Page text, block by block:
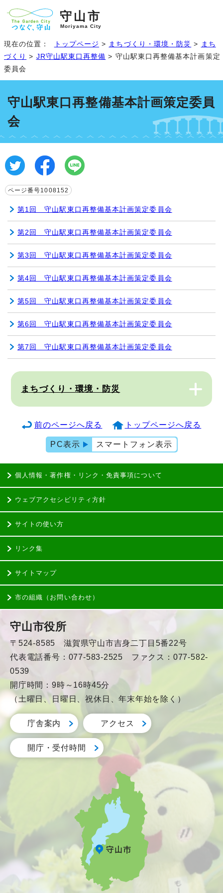
守山市
Moriyama City
現在の位置： トップページ > まちづくり・環境・防災 > まち
づくり > JR守山駅東口再整備 > 守山駅東口再整備基本計画策定
委員会
守山駅東口再整備基本計画策定委員
会
ページ番号1008152
第1回 守山駅東口再整備基本計画策定委員会
第2回 守山駅東口再整備基本計画策定委員会
第3回 守山駅東口再整備基本計画策定委員会
第4回 守山駅東口再整備基本計画策定委員会
第5回 守山駅東口再整備基本計画策定委員会
第6回 守山駅東口再整備基本計画策定委員会
第7回 守山駅東口再整備基本計画策定委員会
まちづくり・環境・防災
前のページへ戻る トップページへ戻る
PC表示 スマートフォン表示
個人情報・著作権・リンク・免責事項について
ウェブアクセシビリティ方針
サイトの使い方
リンク集
サイトマップ
市の組織（お問い合わせ）
守山市役所
〒524-8585 滋賀県守山市吉身二丁目5番22号
代表電話番号：077-583-2525 ファクス：077-582-
0539
開庁時間：9時～16時45分
（土曜日、日曜日、祝休日、年末年始を除く）
庁舎案内 アクセス
開庁・受付時間